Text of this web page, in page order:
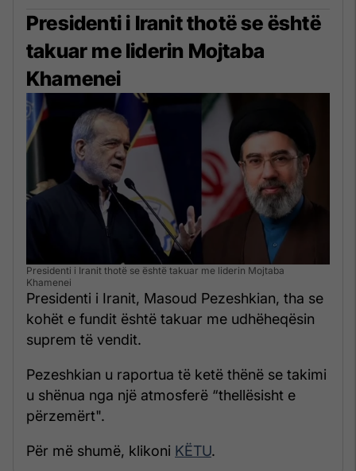
Presidenti i Iranit thotë se është
takuar me liderin Mojtaba
Khamenei
Presidenti i Iranit thotë se është takuar me liderin Mojtaba
Khamenei
Presidenti i Iranit, Masoud Pezeshkian, tha se
kohët e fundit është takuar me udhëheqësin
suprem të vendit.
Pezeshkian u raportua të ketë thënë se takimi
u shënua nga një atmosferë “thellësisht e
përzemërt".
Për më shumë, klikoni KËTU.